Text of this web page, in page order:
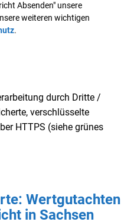
Absenden" unsere
weiteren wichtigen
.
durch Dritte /
verschlüsselte
HTTPS (siehe grünes
Wertgutachten
in Sachsen